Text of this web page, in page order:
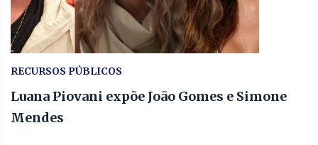
RECURSOS PÚBLICOS
Luana Piovani expõe João Gomes e Simone
Mendes